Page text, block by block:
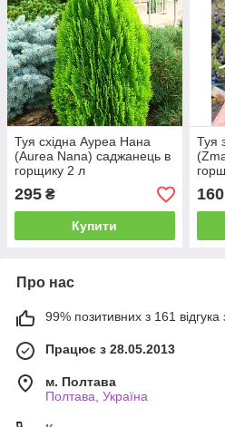
Туя східна Ауреа Нана
(Aurea Nana) саджанець в
горщику 2 л
295 ₴
Купити
Туя
160
Про нас
99% позитивних з 161 відгука
Працює з 28.05.2013
м. Полтава
Полтава, Україна